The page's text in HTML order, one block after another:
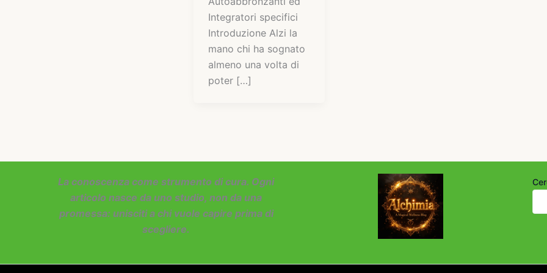
Integratori specifici
Introduzione Alzi la
mano chi ha sognato
almeno una volta di
poter […]
La conoscenza come strumento di cura. Ogni
articolo nasce da uno studio, non da una
promessa: unisciti a chi vuole capire prima di
scegliere.